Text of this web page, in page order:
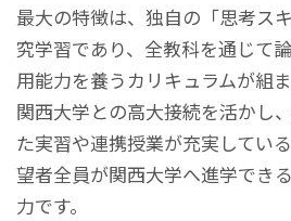
最大の特徴は、独自の「思考ス
究学習であり、全教科を通じて
用能力を養うカリキュラムが組ま
関西大学との高大接続を活かし
た実習や連携授業が充実してい
望者全員が関西大学へ進学でき
力です。